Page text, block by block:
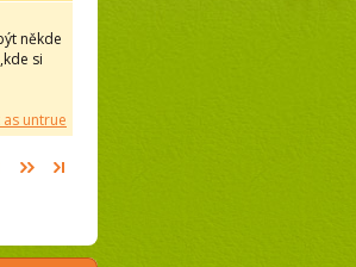
někde
si
untrue